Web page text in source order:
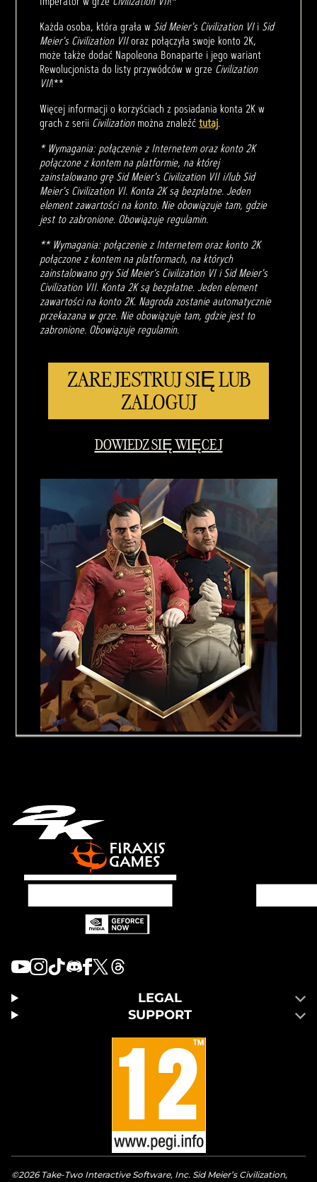
Każda osoba, która grała w Sid Meier's Civilization VIi Sid
Meier's Civilization VIIoraz połączyła swoje konto 2K,
może także dodać Napoleona Bonaparte i jego wariant
Rewolucjonista do listy przywódców w grze Civilization
VII!**
Więcej informacji o korzyściach z posiadania konta 2K w
grach z serii Civilizationmożna znaleźćtutaj.
* Wymagania: połączenie z Internetem oraz konto 2K
połączone z kontem na platformie, na której
zainstalowano grę Sid Meier's Civilization VII i/lub Sid
Meier's Civilization VI. Konta 2K są bezpłatne. Jeden
element zawartości na konto. Nie obowiązuje tam, gdzie
jest to zabronione. Obowiązuje regulamin.
** Wymagania: połączenie z Internetem oraz konto 2K
połączone z kontem na platformach, na których
zainstalowano gry Sid Meier's Civilization VI i Sid Meier's
Civilization VII. Konta 2K są bezpłatne. Jeden element
zawartości na konto 2K. Nagroda zostanie automatycznie
przekazana w grze. Nie obowiązuje tam, gdzie jest to
zabronione. Obowiązuje regulamin.
ZAREJESTRUJ SIĘ LUB
ZALOGUJ
DOWIEDZ SIĘ WIĘCEJ
LEGAL
SUPPORT
©2026 Take-Two Interactive Software, Inc. Sid Meier’s Civilization,